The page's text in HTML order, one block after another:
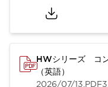
HWシリーズ コ
（英語）
2026/07/13.PDF